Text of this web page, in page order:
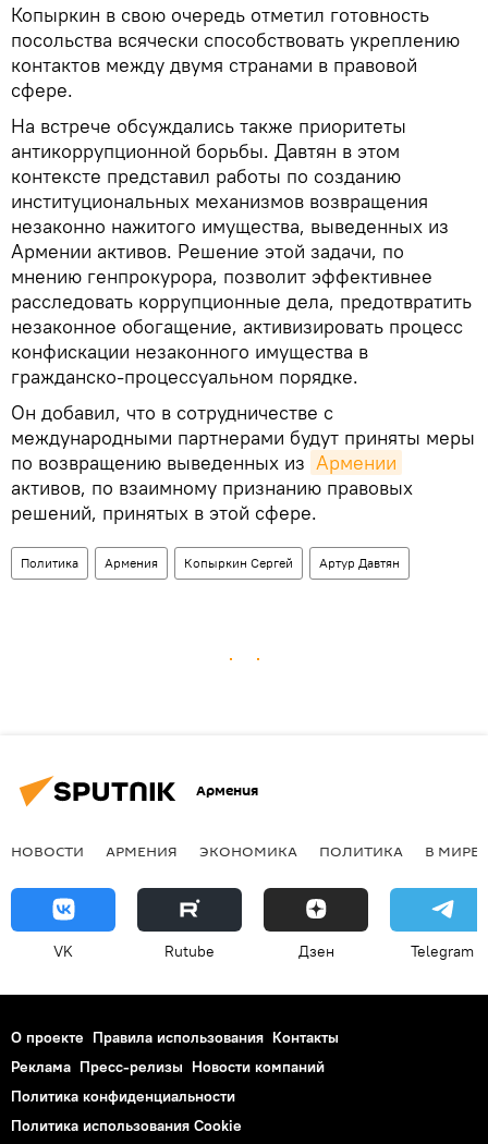
Копыркин в свою очередь отметил готовность
посольства всячески способствовать укреплению
контактов между двумя странами в правовой
сфере.
На встрече обсуждались также приоритеты
антикоррупционной борьбы. Давтян в этом
контексте представил работы по созданию
институциональных механизмов возвращения
незаконно нажитого имущества, выведенных из
Армении активов. Решение этой задачи, по
мнению генпрокурора, позволит эффективнее
расследовать коррупционные дела, предотвратить
незаконное обогащение, активизировать процесс
конфискации незаконного имущества в
гражданско-процессуальном порядке.
Он добавил, что в сотрудничестве с
международными партнерами будут приняты меры
по возвращению выведенных из Армении
активов, по взаимному признанию правовых
решений, принятых в этой сфере.
Политика Армения Копыркин Сергей Артур Давтян
Армения
НОВОСТИ АРМЕНИЯ ЭКОНОМИКА ПОЛИТИКА В МИРЕ
VK Rutube Дзен Telegram
О проекте Правила использования Контакты
Реклама Пресс-релизы Новости компаний
Политика конфиденциальности
Политика использования Cookie